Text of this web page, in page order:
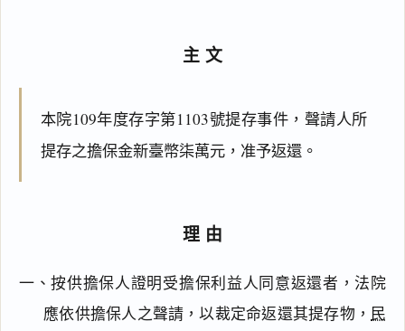
主文
本院109年度存字第1103號提存事件，聲請人所
提存之擔保金新臺幣柒萬元，准予返還。
理由
一、按供擔保人證明受擔保利益人同意返還者，法院
應依供擔保人之聲請，以裁定命返還其提存物， 民